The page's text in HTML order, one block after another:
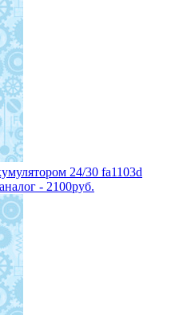
24/30 fa1103d
- 2100руб.